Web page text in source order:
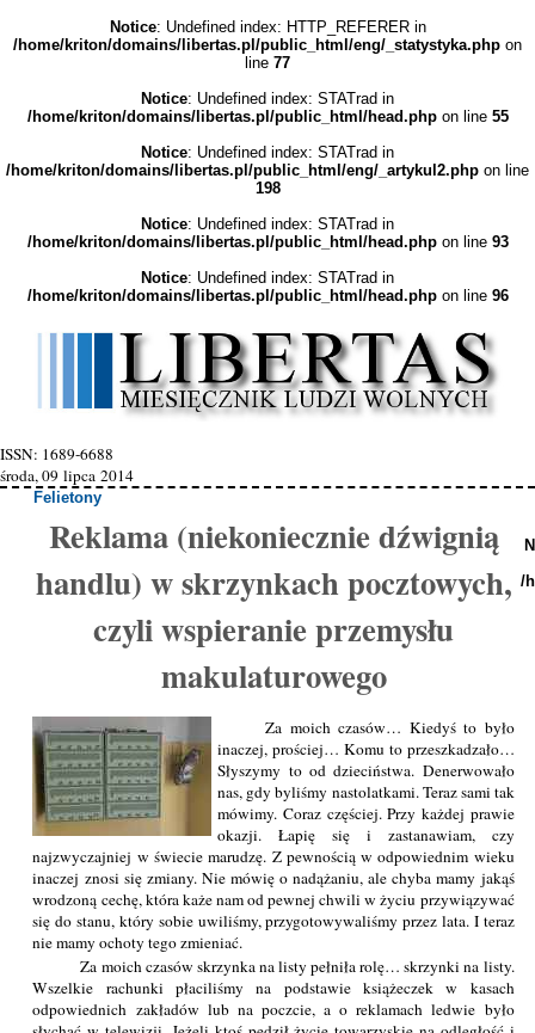
Notice: Undefined index: HTTP_REFERER in
/home/kriton/domains/libertas.pl/public_html/eng/_statystyka.php on
line 77
Notice: Undefined index: STATrad in
/home/kriton/domains/libertas.pl/public_html/head.phpon line 55
Notice: Undefined index: STATrad in
/home/kriton/domains/libertas.pl/public_html/eng/_artykul2.php on line
198
Notice: Undefined index: STATrad in
/home/kriton/domains/libertas.pl/public_html/head.phpon line 93
Notice: Undefined index: STATrad in
/home/kriton/domains/libertas.pl/public_html/head.phpon line 96
ISSN: 1689-6688
środa, 09 lipca 2014
Felietony
Reklama (niekoniecznie dźwignią
handlu) w skrzynkach pocztowych,
czyli wspieranie przemysłu
makulaturowego
Za moich czasów… Kiedyś to było
inaczej, prościej… Komu to przeszkadzało…
Słyszymy to od dzieciństwa. Denerwowało
nas, gdy byliśmy nastolatkami. Teraz sami tak
mówimy. Coraz częściej. Przy każdej prawie
okazji. Łapię się i zastanawiam, czy
najzwyczajniej w świecie marudzę. Z pewnością w odpowiednim wieku
inaczej znosi się zmiany. Nie mówię o nadążaniu, ale chyba mamy jakąś
wrodzoną cechę, która każe nam od pewnej chwili w życiu przywiązywać
się do stanu, który sobie uwiliśmy, przygotowywaliśmy przez lata. I teraz
nie mamy ochoty tego zmieniać.
Za moich czasów skrzynka na listy pełniła rolę… skrzynki na listy.
Wszelkie rachunki płaciliśmy na podstawie książeczek w kasach
odpowiednich zakładów lub na poczcie, a o reklamach ledwie było
/